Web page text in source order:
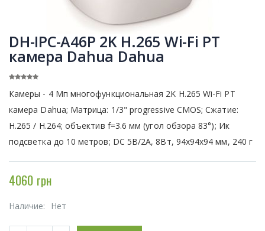
DH-IPC-A46P 2K H.265 Wi-Fi PT
камера Dahua Dahua
Камеры - 4 Мп многофункциональная 2K H.265 Wi-Fi PT
камера Dahua; Матрица: 1/3" progressive CMOS; Сжатие:
H.265 / H.264; объектив f=3.6 мм (угол обзора 83°); Ик
подсветка до 10 метров; DC 5В/2A, 8Вт, 94x94x94 мм, 240 г
4060 грн
Наличие: Нет